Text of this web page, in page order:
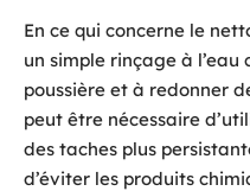
En ce qui concerne le
un simple rinçage à
poussière et à redonner
peut être nécessaire
des taches plus
d’éviter les produits